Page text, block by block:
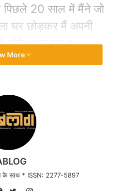
पिछले 20 साल में मैंने जो
घर छोड़कर मैं अपनी
डोनेट कर रहा हूं।
चुनाव 2025 में करारी
पार्टी के संस्थापक
को भितिहरवा गांधी
व्रत रखा था।
More
के साथ * ISSN: 2277-5897